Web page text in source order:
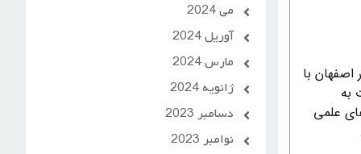
با
به
علمی
می 2024
آوریل 2024
مارس 2024
ژانویه 2024
دسامبر 2023
نوامبر 2023